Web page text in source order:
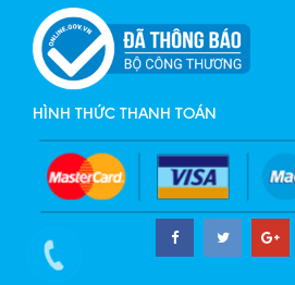
HÌNH THỨC THANH TOÁN